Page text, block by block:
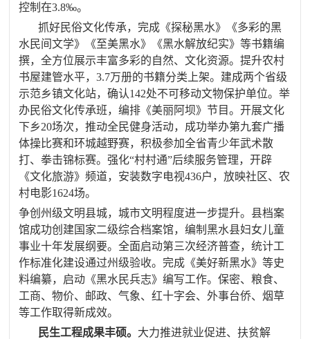
控制在3.8‰。
抓好民俗文化传承，完成《探秘黑水》《多彩的黑
水民间文学》《至美黑水》《黑水解放纪实》等书籍编
撰，全方位展示丰富多彩的自然、文化资源。提升农村
书屋建管水平，3.7万册的书籍分类上架。建成两个省级
示范乡镇文化站，确认142处不可移动文物保护单位。举
办民俗文化传承班，编排《美丽阿坝》节目。开展文化
下乡20场次，推动全民健身活动，成功举办第九套广播
体操比赛和环城越野赛，积极参加全省青少年武术散
打、拳击锦标赛。强化“村村通”后续服务管理，开辟
《文化旅游》频道，安装数字电视436户，放映社区、农
村电影1624场。
争创州级文明县城，城市文明程度进一步提升。县档案
馆成功创建国家二级综合档案馆，编制黑水县妇女儿童
事业十年发展纲要。全面启动第三次经济普查，统计工
作标准化建设通过州级验收。完成《美好新黑水》等史
料编纂，启动《黑水民兵志》编写工作。保密、粮食、
工商、物价、邮政、气象、红十字会、外事台侨、烟草
等工作取得新成效。
民生工程成果丰硕。 大力推进就业促进、扶贫解